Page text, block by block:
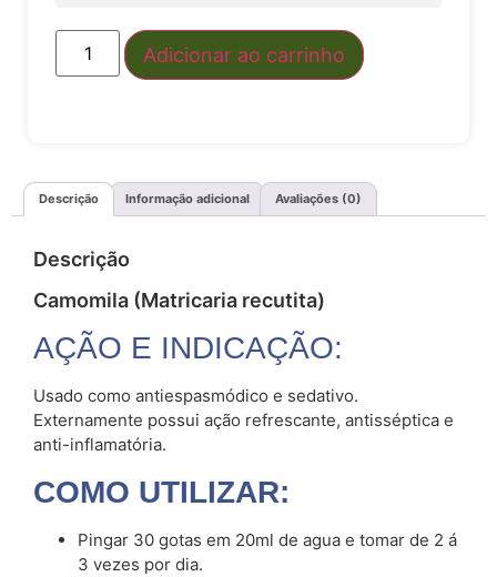
Adicionar ao carrinho
Descrição Informação adicional Avaliações (0)
Descrição
Camomila (Matricaria recutita)
AÇÃO E INDICAÇÃO:
Usado como antiespasmódico e sedativo.
Externamente possui ação refrescante, antisséptica e
anti-inflamatória.
COMO UTILIZAR:
Pingar 30 gotas em 20ml de agua e tomar de 2 á
3 vezes por dia.